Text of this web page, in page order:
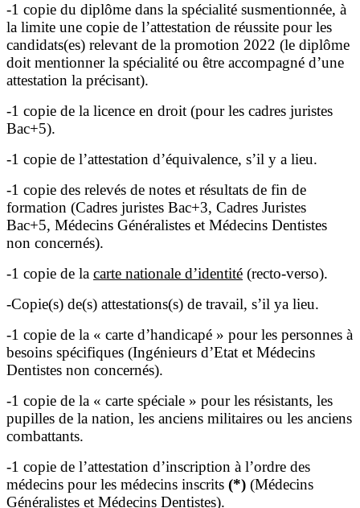
-1 copie du diplôme dans la spécialité susmentionnée, à
la limite une copie de l’attestation de réussite pour les
candidats(es) relevant de la promotion 2022 (le diplôme
doit mentionner la spécialité ou être accompagné d’une
attestation la précisant).
-1 copie de la licence en droit (pour les cadres juristes
Bac+5).
-1 copie de l’attestation d’équivalence, s’il y a lieu.
-1 copie des relevés de notes et résultats de fin de
formation (Cadres juristes Bac+3, Cadres Juristes
Bac+5, Médecins Généralistes et Médecins Dentistes
non concernés).
-1 copie de la carte nationale d’identité (recto-verso).
-Copie(s) de(s) attestations(s) de travail, s’il ya lieu.
-1 copie de la « carte d’handicapé » pour les personnes à
besoins spécifiques (Ingénieurs d’Etat et Médecins
Dentistes non concernés).
-1 copie de la « carte spéciale » pour les résistants, les
pupilles de la nation, les anciens militaires ou les anciens
combattants.
-1 copie de l’attestation d’inscription à l’ordre des
médecins pour les médecins inscrits (*) (Médecins
Généralistes et Médecins Dentistes).